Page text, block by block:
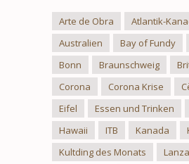
Arte de Obra
Atlantik-
Australien
Bay of Fundy
Bonn
Braunschweig
Corona
Corona Krise
Eifel
Essen und Trinken
Hawaii
ITB Kanada
Kultding des Monats